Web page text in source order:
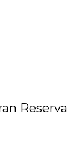
Reserva